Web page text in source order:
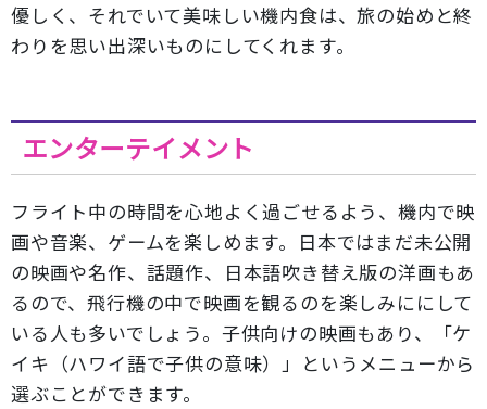
優しく、それでいて美味しい機内食は、旅の始めと終
わりを思い出深いものにしてくれます。
エンターテイメント
フライト中の時間を心地よく過ごせるよう、機内で映
画や音楽、ゲームを楽しめます。日本ではまだ未公開
の映画や名作、話題作、日本語吹き替え版の洋画もあ
るので、飛行機の中で映画を観るのを楽しみににして
いる人も多いでしょう。子供向けの映画もあり、「ケ
イキ（ハワイ語で子供の意味）」というメニューから
選ぶことができます。